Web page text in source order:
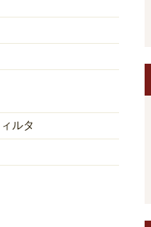
ルタ